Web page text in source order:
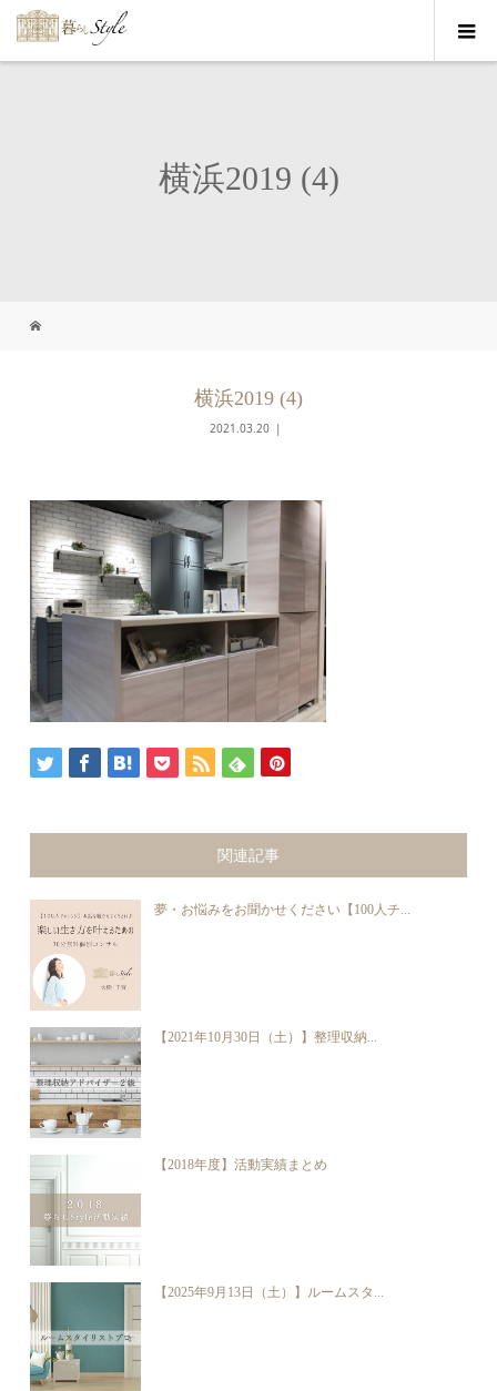
横浜2019 (4)
横浜2019 (4)
2021.03.20
関連記事
夢・お悩みをお聞かせください【100人チ...
【2021年10月30日（土）】整理収納...
【2018年度】活動実績まとめ
【2025年9月13日（土）】ルームスタ...